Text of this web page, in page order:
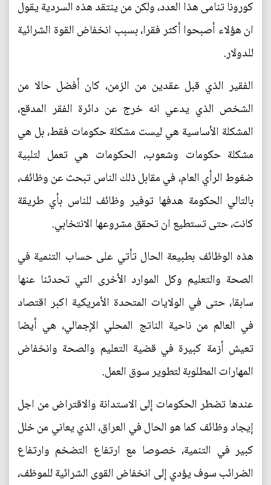
كورونا تنامى هذا العدد، ولكن من ينتقد هذه السردية يقول
ان هؤلاء أصبحوا أكثر فقرا، بسبب انخفاض القوة الشرائية
للدولار.
الفقير الذي قبل عقدين من الزمن، كان أفضل حالا من
الشخص الذي يدعي انه خرج عن دائرة الفقر المدقع،
المشكلة الأساسية هي ليست مشكلة حكومات فقط، بل هي
مشكلة حكومات وشعوب، الحكومات هي تعمل لتلبية
ضغوط الرأي العام، في مقابل ذلك الناس تبحث عن وظائف،
بالتالي الحكومة هدفها توفير وظائف للناس بأي طريقة
كانت، حتى تستطيع ان تحقق مشروعها الانتخابي.
هذه الوظائف بطبيعة الحال تأتي على حساب التنمية في
الصحة والتعليم وكل الموارد الأخرى التي تحدثنا عنها
سابقا، حتى في الولايات المتحدة الأمريكية اكبر اقتصاد
في العالم من ناحية الناتج المحلي الإجمالي، هي أيضا
تعيش أزمة كبيرة في قضية التعليم والصحة وانخفاض
المهارات المطلوبة لتطوير سوق العمل.
عندها تضطر الحكومات إلى الاستدانة والاقتراض من اجل
إيجاد وظائف كما هو الحال في العراق، الذي يعاني من خلل
كبير في التنمية، خصوصا مع ارتفاع التضخم وارتفاع
الضرائب سوف يؤدي إلى انخفاض القوى الشرائية للموظف،